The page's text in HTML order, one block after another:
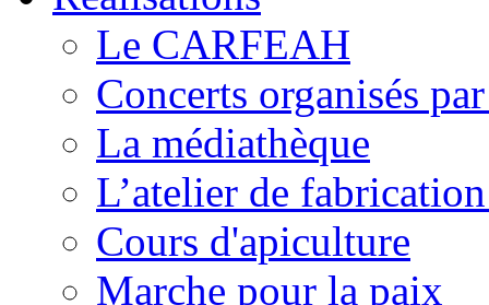
Le CARFEAH
Concerts organisés
La médiathèque
L’atelier de
Cours d'apiculture
Marche pour la paix